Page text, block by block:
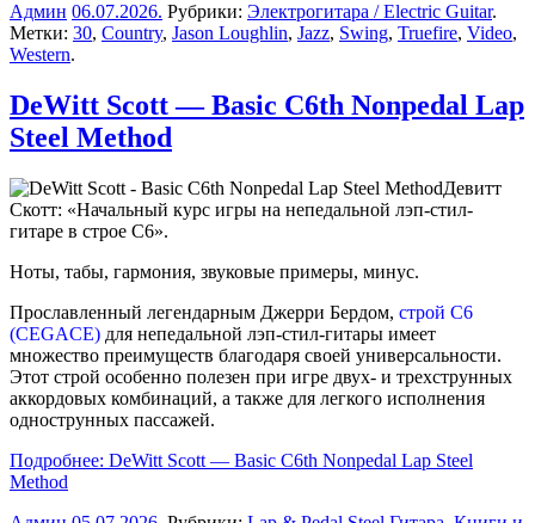
Админ 06.07.2026. Рубрики: Электрогитара / Electric Guitar.
Метки: 30, Country, Jason Loughlin, Jazz, Swing, Truefire, Video,
Western.
DeWitt Scott — Basic C6th Nonpedal Lap
Steel Method
Девитт
Скотт: «Начальный курс игры на непедальной лэп-стил-
гитаре в строе C6».
Ноты, табы, гармония, звуковые примеры, минус.
Прославленный легендарным Джерри Бердом, строй C6
(CEGACE) для непедальной лэп-стил-гитары имеет
множество преимуществ благодаря своей универсальности.
Этот строй особенно полезен при игре двух- и трехструнных
аккордовых комбинаций, а также для легкого исполнения
однострунных пассажей.
Подробнее: DeWitt Scott — Basic C6th Nonpedal Lap Steel
Method